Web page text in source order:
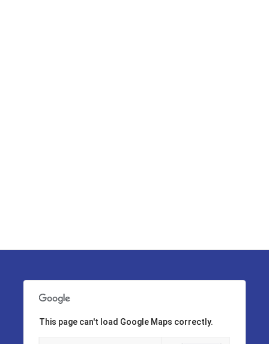
This page can't load Google Maps correctly.